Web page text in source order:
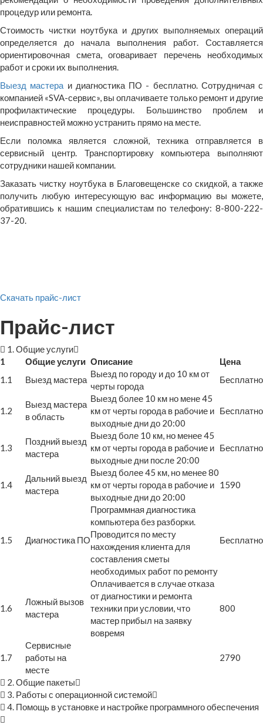
процедур или ремонта.
Стоимость чистки ноутбука и других выполняемых операций
определяется до начала выполнения работ. Составляется
ориентировочная смета, оговаривает перечень необходимых
работ и сроки их выполнения.
Выезд мастера и диагностика ПО - бесплатно. Сотрудничая с
компанией «SVA-сервис», вы оплачиваете только ремонт и другие
профилактические процедуры. Большинство проблем и
неисправностей можно устранить прямо на месте.
Если поломка является сложной, техника отправляется в
сервисный центр. Транспортировку компьютера выполняют
сотрудники нашей компании.
Заказать чистку ноутбука в Благовещенске со скидкой, а также
получить любую интересующую вас информацию вы можете,
обратившись к нашим специалистам по телефону: 8-800-222-
37-20.
Скачать прайс-лист
Прайс-лист
1. Общие услуги
1
Общие услуги Описание
Цена
1.1
Выезд мастера
Выезд по городу и до 10 км от
черты города
Бесплатно
1.2
Выезд мастера
в область
Выезд более 10 км но мене 45
км от черты города в рабочие и
выходные дни до 20:00
Бесплатно
1.3
Поздний выезд
мастера
Выезд боле 10 км, но менее 45
км от черты города в рабочие и
выходные дни после 20:00
Бесплатно
1.4
Дальний выезд
мастера
Выезд более 45 км, но менее 80
км от черты города в рабочие и
выходные дни до 20:00
1590
1.5 Диагностика ПО
Программная диагностика
компьютера без разборки.
Проводится по месту
нахождения клиента для
составления сметы
необходимых работ по ремонту
Бесплатно
1.6
Ложный вызов
мастера
Оплачивается в случае отказа
от диагностики и ремонта
техники при условии, что
мастер прибыл на заявку
вовремя
800
1.7
Сервисные
работы на
месте
2790
2. Общие пакеты
3. Работы с операционной системой
4. Помощь в установке и настройке программного обеспечения